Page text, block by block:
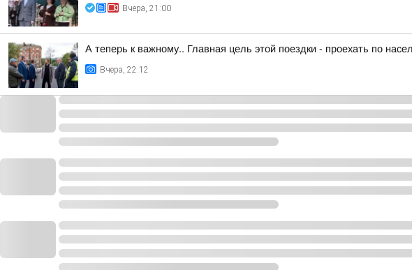
Вчера, 21:00
А теперь к важному.. Главная цель этой поездки - проехать по
Вчера, 22:12